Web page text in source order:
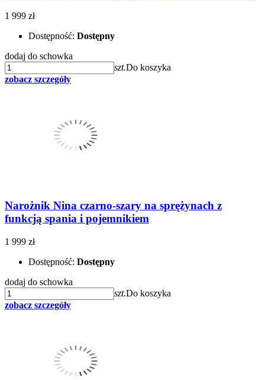
1 999 zł
Dostępność: Dostępny
dodaj do schowka
szt.Do koszyka
zobacz szczegóły
Narożnik Nina czarno-szary na sprężynach z
funkcją spania i pojemnikiem
1 999 zł
Dostępność: Dostępny
dodaj do schowka
szt.Do koszyka
zobacz szczegóły